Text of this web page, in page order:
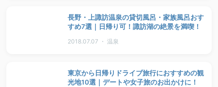
長野・上諏訪温泉の貸切風呂・家族風呂おす
すめ7選｜日帰り可！諏訪湖の絶景を満喫！
2018.07.07 ・ 温泉
東京から日帰りドライブ旅行におすすめの観
光地10選｜デートや女子旅のお出かけに！